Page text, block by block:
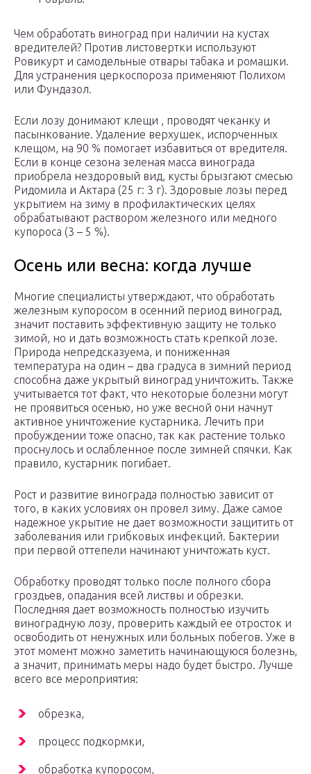
Чем обработать виноград при наличии на кустах
вредителей? Против листовертки используют
Ровикурт и самодельные отвары табака и ромашки.
Для устранения церкоспороза применяют Полихом
или Фундазол.
Если лозу донимают клещи , проводят чеканку и
пасынкование. Удаление верхушек, испорченных
клещом, на 90 % помогает избавиться от вредителя.
Если в конце сезона зеленая масса винограда
приобрела нездоровый вид, кусты брызгают смесью
Ридомила и Актара (25 г: 3 г). Здоровые лозы перед
укрытием на зиму в профилактических целях
обрабатывают раствором железного или медного
купороса (3 – 5 %).
Осень или весна: когда лучше
Многие специалисты утверждают, что обработать
железным купоросом в осенний период виноград,
значит поставить эффективную защиту не только
зимой, но и дать возможность стать крепкой лозе.
Природа непредсказуема, и пониженная
температура на один – два градуса в зимний период
способна даже укрытый виноград уничтожить. Также
учитывается тот факт, что некоторые болезни могут
не проявиться осенью, но уже весной они начнут
активное уничтожение кустарника. Лечить при
пробуждении тоже опасно, так как растение только
проснулось и ослабленное после зимней спячки. Как
правило, кустарник погибает.
Рост и развитие винограда полностью зависит от
того, в каких условиях он провел зиму. Даже самое
надежное укрытие не дает возможности защитить от
заболевания или грибковых инфекций. Бактерии
при первой оттепели начинают уничтожать куст.
Обработку проводят только после полного сбора
гроздьев, опадания всей листвы и обрезки.
Последняя дает возможность полностью изучить
виноградную лозу, проверить каждый ее отросток и
освободить от ненужных или больных побегов. Уже в
этот момент можно заметить начинающуюся болезнь,
а значит, принимать меры надо будет быстро. Лучше
всего все мероприятия:
обрезка,
процесс подкормки,
обработка купоросом,